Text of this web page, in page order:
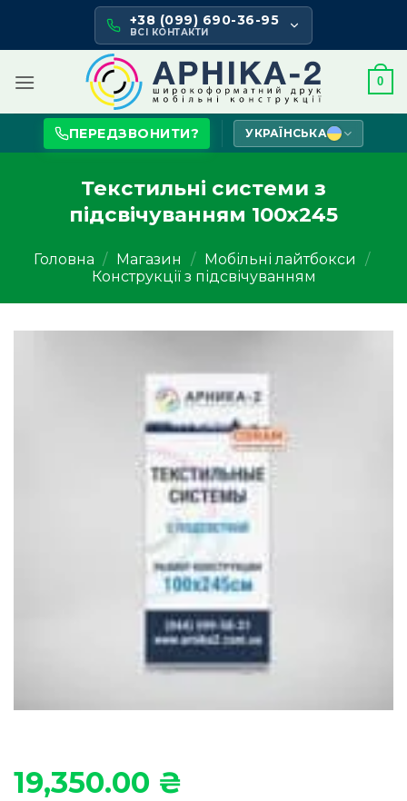
content
+38 (099) 690-36-95
ВСІ КОНТАКТИ
0
ПЕРЕДЗВОНИТИ? УКРАЇНСЬКА
Текстильні системи з
підсвічуванням 100х245
Головна / Магазин / Мобільні лайтбокси
/
Конструкції з підсвічуванням
19,350.00 ₴